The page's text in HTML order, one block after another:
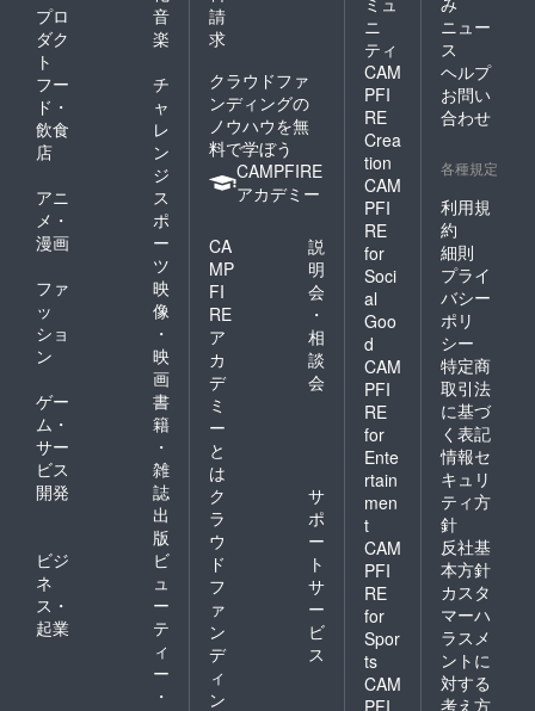
プロ
ダク
ト
音
楽
フー
ド・
飲食
店
チ
ャ
レ
ン
ジ
アニ
メ・
漫画
ス
ポ
ー
ツ
ファ
ッ
ショ
ン
映
像
・
映
画
ゲー
ム・
サー
ビス
開発
書
籍
・
雑
誌
出
版
ビジ
ネ
ス・
起業
ビ
ュ
ー
テ
ィ
ー
・
請
求
クラウドファ
ンディングの
ノウハウを無
料で学ぼう
CAMPFIRE
アカデミー
CA
MP
FI
RE
ア
カ
デ
ミ
ー
と
は
説
明
会
・
相
談
会
ク
ラ
ウ
ド
フ
ァ
ン
デ
ィ
ン
サ
ポ
ー
ト
サ
ー
ビ
ス
ニ
ティ
CAM
PFI
RE
Crea
tion
CAM
PFI
RE
for
Soci
al
Goo
d
CAM
PFI
RE
for
Ente
rtain
men
t
CAM
PFI
RE
for
Spor
ts
CAM
PFI
ニュー
ス
ヘルプ
お問い
合わせ
各種規定
利用規
約
細則
プライ
バシー
ポリ
シー
特定商
取引法
に基づ
く表記
情報セ
キュリ
ティ方
針
反社基
本方針
カスタ
マーハ
ラスメ
ントに
対する
考え方